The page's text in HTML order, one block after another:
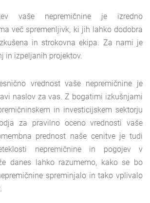
vaše nepremičnine je izredno
več spremenljivk, ki jih lahko dodobra
in strokovna ekipa. Za nami je
in izpeljanih projektov.
vrednost vaše nepremičnine je
naslov za vas. Z bogatimi izkušnjami
in investicijskem sektorju
za pravilno oceno vrednosti vaše
prednost naše cenitve je tudi
nepremičnine in pogojev v
danes lahko razumemo, kako se bo
spreminjalo in tako vplivalo